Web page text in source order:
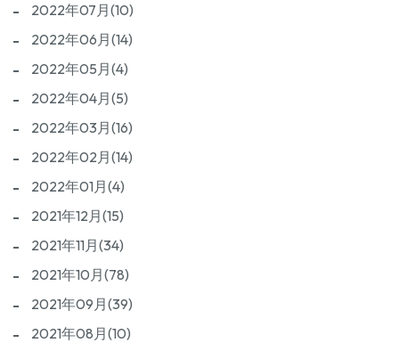
2022年07月(10)
2022年06月(14)
2022年05月(4)
2022年04月(5)
2022年03月(16)
2022年02月(14)
2022年01月(4)
2021年12月(15)
2021年11月(34)
2021年10月(78)
2021年09月(39)
2021年08月(10)